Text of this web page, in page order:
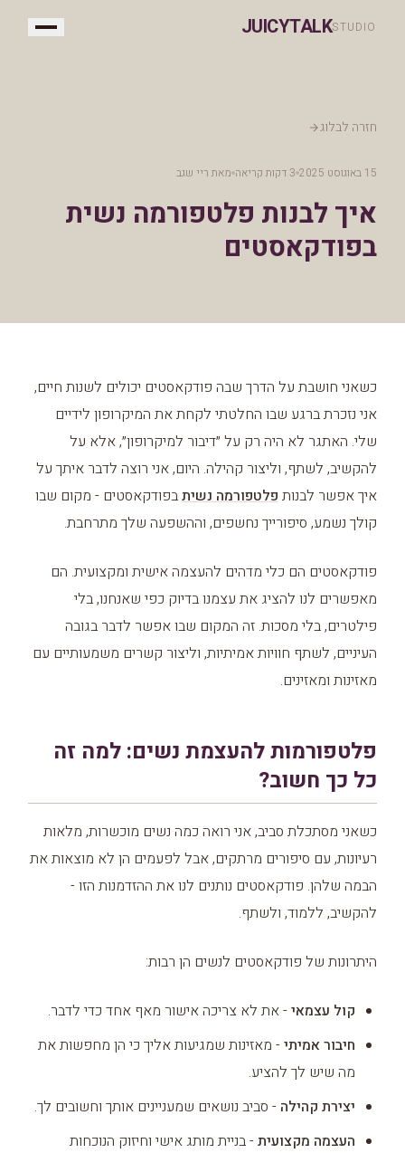
JUICYTALKSTUDIO
חזרה לבלוג
15 באוגוסט 2025 3 דקות קריאה מאת ריי שגב
איך לבנות פלטפורמה נשית
בפודקאסטים
כשאני חושבת על הדרך שבה פודקאסטים יכולים לשנות חיים,
אני נזכרת ברגע שבו החלטתי לקחת את המיקרופון לידיים
שלי. האתגר לא היה רק על ״דיבור למיקרופון״, אלא על
להקשיב, לשתף, וליצור קהילה. היום, אני רוצה לדבר איתך על
איך אפשר לבנותפלטפורמה נשיתבפודקאסטים - מקום שבו
קולך נשמע, סיפורייך נחשפים, וההשפעה שלך מתרחבת.
פודקאסטים הם כלי מדהים להעצמה אישית ומקצועית. הם
מאפשרים לנו להציג את עצמנו בדיוק כפי שאנחנו, בלי
פילטרים, בלי מסכות. זה המקום שבו אפשר לדבר בגובה
העיניים, לשתף חוויות אמיתיות, וליצור קשרים משמעותיים עם
מאזינות ומאזינים.
פלטפורמות להעצמת נשים: למה זה
כל כך חשוב?
כשאני מסתכלת סביב, אני רואה כמה נשים מוכשרות, מלאות
רעיונות, עם סיפורים מרתקים, אבל לפעמים הן לא מוצאות את
הבמה שלהן. פודקאסטים נותנים לנו את ההזדמנות הזו -
להקשיב, ללמוד, ולשתף.
היתרונות של פודקאסטים לנשים הן רבות:
קול עצמאי- את לא צריכה אישור מאף אחד כדי לדבר.
חיבור אמיתי- מאזינות שמגיעות אליך כי הן מחפשות את
מה שיש לך להציע.
יצירת קהילה - סביב נושאים שמעניינים אותך וחשובים לך.
העצמה מקצועית- בניית מותג אישי וחיזוק הנוכחות